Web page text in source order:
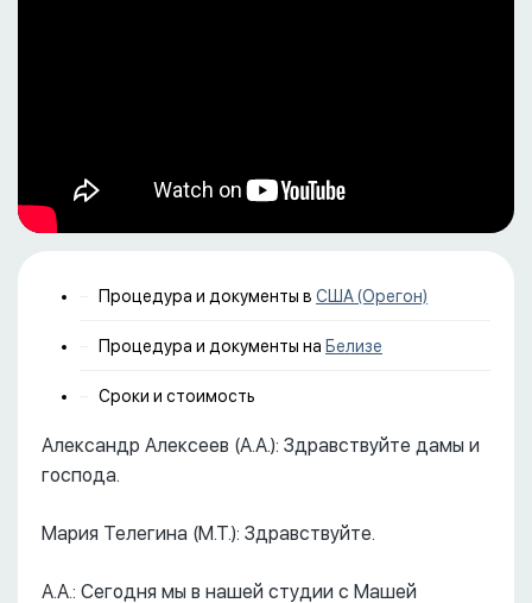
Процедура и документы в США (Орегон)
Процедура и документы на Белизе
Сроки и стоимость
Александр Алексеев (А.А.): Здравствуйте дамы и
господа.
Мария Телегина (М.Т.): Здравствуйте.
А.А.: Сегодня мы в нашей студии с Машей